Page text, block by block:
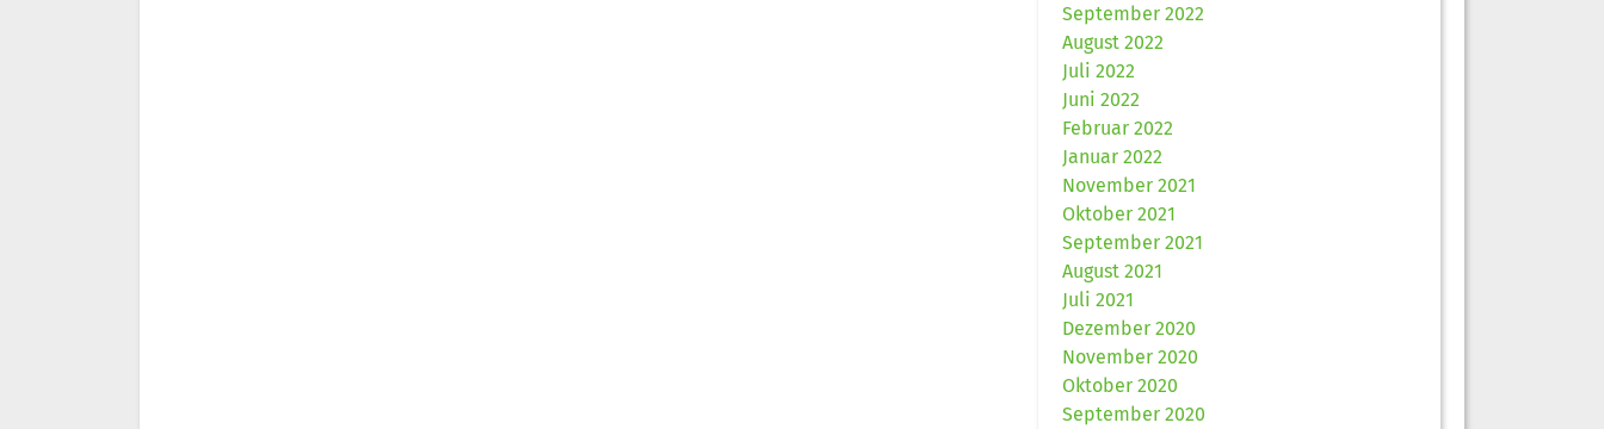
September 2022
August 2022
Juli 2022
Juni 2022
Februar 2022
Januar 2022
November 2021
Oktober 2021
September 2021
August 2021
Juli 2021
Dezember 2020
November 2020
Oktober 2020
September 2020